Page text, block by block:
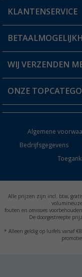
Mijn account
Status bestelling
Verlanglijstje
KLANTENSERVICE
FAQ & Contact
Verzendinformatie
Catalogus
WIJ VERZENDEN
ONZE
Campingmeubilair
Campingtoiletten
Inbouwkachels
Algemene
Bedrijfsgegevens
Alle prijzen zijn incl. btw,
volumineuze
fouten en omissies
De doorgestreepte
* Alleen geldig op luifels vanaf